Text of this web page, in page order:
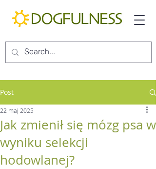
Post
Jak zmienił się mózg psa w
wyniku selekcji
hodowlanej?
22 maj 2025